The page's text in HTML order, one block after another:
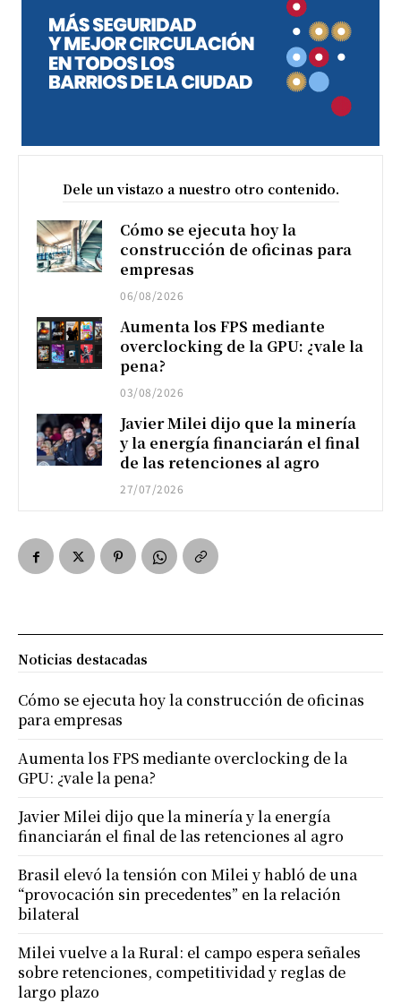
Dele un vistazo a nuestro otro contenido.
Cómo se ejecuta hoy la
construcción de oficinas para
empresas
06/08/2026
Aumenta los FPS mediante
overclocking de la GPU: ¿vale la
pena?
03/08/2026
Javier Milei dijo que la minería
y la energía financiarán el final
de las retenciones al agro
27/07/2026
Noticias destacadas
Cómo se ejecuta hoy la construcción de oficinas
para empresas
Aumenta los FPS mediante overclocking de la
GPU: ¿vale la pena?
Javier Milei dijo que la minería y la energía
financiarán el final de las retenciones al agro
Brasil elevó la tensión con Milei y habló de una
“provocación sin precedentes” en la relación
bilateral
Milei vuelve a la Rural: el campo espera señales
sobre retenciones, competitividad y reglas de
largo plazo